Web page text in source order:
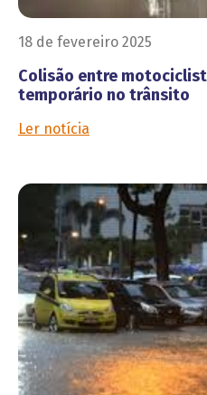
18 de fevereiro 2025
Colisão entre
temporário no trânsito
Ler notícia